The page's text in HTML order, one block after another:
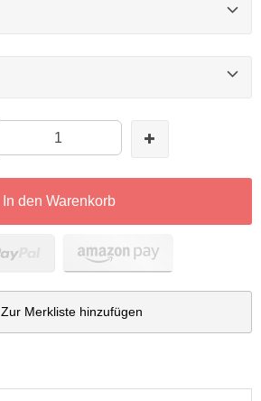
In den Warenkorb
Zur Merkliste hinzufügen